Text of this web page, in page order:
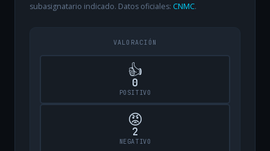
subasignatario indicado. Datos oficiales: CNMC.
VALORACIÓN
👍
0
POSITIVO
😡
2
NEGATIVO